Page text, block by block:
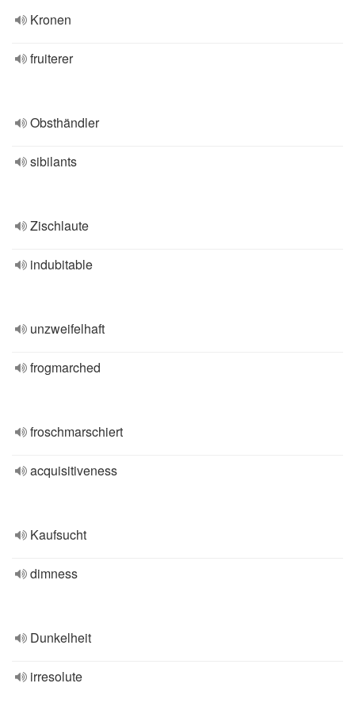
Kronen
fruiterer
Obsthändler
sibilants
Zischlaute
indubitable
unzweifelhaft
frogmarched
froschmarschiert
acquisitiveness
Kaufsucht
dimness
Dunkelheit
irresolute